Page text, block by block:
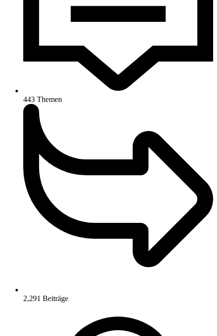
443 Themen
2,291 Beiträge